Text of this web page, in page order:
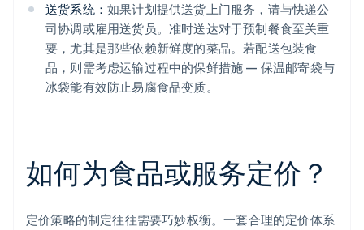
送货系统： 如果计划提供送货上门服务，请与快递公
司协调或雇用送货员。准时送达对于预制餐食至关重
要，尤其是那些依赖新鲜度的菜品。若配送包装食
品，则需考虑运输过程中的保鲜措施 — 保温邮寄袋与
冰袋能有效防止易腐食品变质。
如何为食品或服务定价？
定价策略的制定往往需要巧妙权衡。一套合理的定价体系